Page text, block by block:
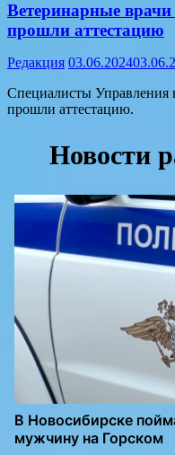
Ветеринарные
прошли аттестацию
Редакция 03.06.2024
Специалисты Управления
прошли аттестацию.